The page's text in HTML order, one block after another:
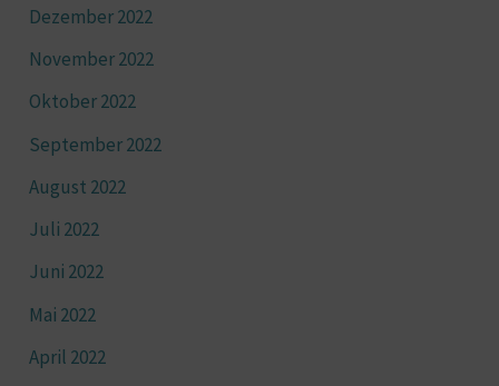
Dezember 2022
November 2022
Oktober 2022
September 2022
August 2022
Juli 2022
Juni 2022
Mai 2022
April 2022